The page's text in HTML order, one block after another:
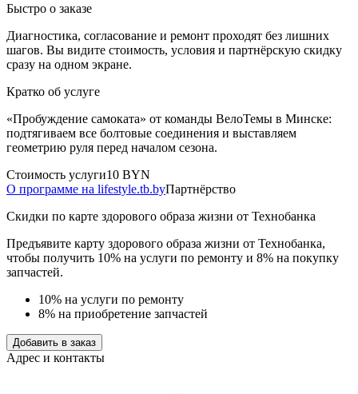
Быстро о заказе
Диагностика, согласование и ремонт проходят без лишних
шагов. Вы видите стоимость, условия и партнёрскую скидку
сразу на одном экране.
Кратко об услуге
«Пробуждение самоката» от команды ВелоТемы в Минске:
подтягиваем все болтовые соединения и выставляем
геометрию руля перед началом сезона.
Стоимость услуги10 BYN
О программе на lifestyle.tb.byПартнёрство
Скидки по карте здорового образа жизни от Технобанка
Предъявите карту здорового образа жизни от Технобанка,
чтобы получить 10% на услуги по ремонту и 8% на покупку
запчастей.
10% на услуги по ремонту
8% на приобретение запчастей
Добавить в заказ
Адрес и контакты